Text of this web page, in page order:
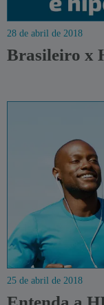
28 de abril de 2018
Brasileiro x
25 de abril de 2018